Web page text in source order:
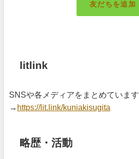
友だちを追加
litlink
SNSや各メディアをまとめています
→ https://lit.link/kuniakisugita
略歴・活動